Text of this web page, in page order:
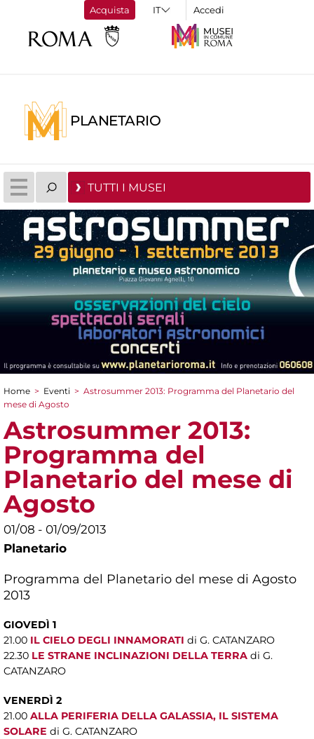
Acquista Accedi
PLANETARIO
TUTTI I MUSEI
Tu sei qui
Home > Eventi > Astrosummer 2013: Programma del Planetario del
mese di Agosto
Astrosummer 2013:
Programma del
Planetario del mese di
Agosto
01/08 - 01/09/2013
Planetario
Programma del Planetario del mese di Agosto
2013
GIOVEDÌ 1
21.00 IL CIELO DEGLI INNAMORATI di G. CATANZARO
22.30 LE STRANE INCLINAZIONI DELLA TERRA di G.
CATANZARO
VENERDÌ 2
21.00 ALLA PERIFERIA DELLA GALASSIA, IL SISTEMA
SOLARE di G. CATANZARO